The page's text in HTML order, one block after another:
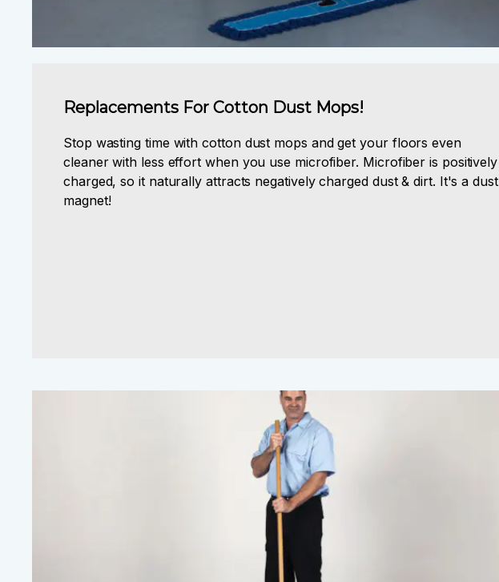
Replacements For Cotton Dust Mops!
Stop wasting time with cotton dust mops and get your floors even
cleaner with less effort when you use microfiber. Microfiber is positively
charged, so it naturally attracts negatively charged dust & dirt. It's a dust
magnet!